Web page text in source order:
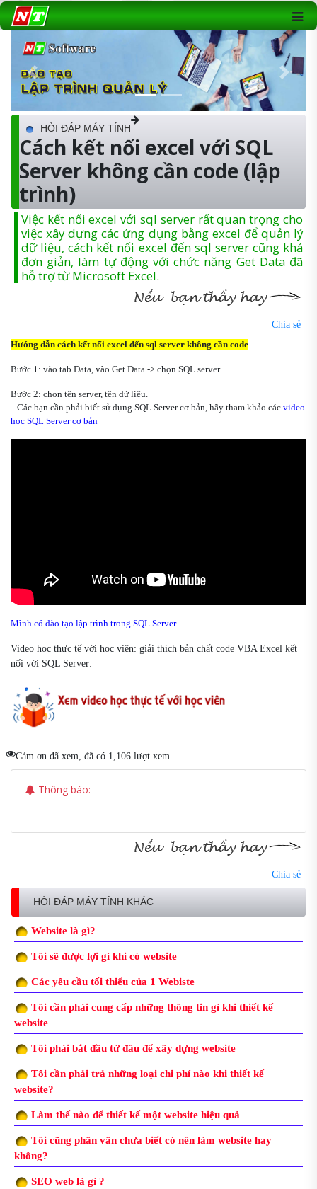
Previous Next
HỎI ĐÁP MÁY TÍNH
Cách kết nối excel với SQL
Server không cần code (lập
trình)
Việc kết nối excel với sql server rất quan trọng cho
việc xây dựng các ứng dụng bằng excel để quản lý
dữ liệu, cách kết nối excel đến sql server cũng khá
đơn giản, làm tự động với chức năng Get Data đã
hỗ trợ từ Microsoft Excel.
Chia sẻ
Hướng dẫn cách kết nối excel đến sql server không cần code
Bước 1: vào tab Data, vào Get Data -> chọn SQL server
Bước 2: chọn tên server, tên dữ liệu.
Các bạn cần phải biết sử dụng SQL Server cơ bản, hãy tham khảo các video
học SQL Server cơ bản
Mình có đào tạo lập trình trong SQL Server
Video học thực tế với học viên: giải thích bản chất code VBA Excel kết
nối với SQL Server:
Cảm ơn đã xem, đã có 1,106 lượt xem.
Thông báo:
Chia sẻ
HỎI ĐÁP MÁY TÍNH KHÁC
Website là gì?
Tôi sẽ được lợi gì khi có website
Các yêu cầu tối thiểu của 1 Webiste
Tôi cần phải cung cấp những thông tin gì khi thiết kế
website
Tôi phải bắt đầu từ đâu để xây dựng website
Tôi cần phải trả những loại chi phí nào khi thiết kế
website?
Làm thế nào để thiết kế một website hiệu quả
Tôi cũng phân vân chưa biết có nên làm website hay
không?
SEO web là gì ?